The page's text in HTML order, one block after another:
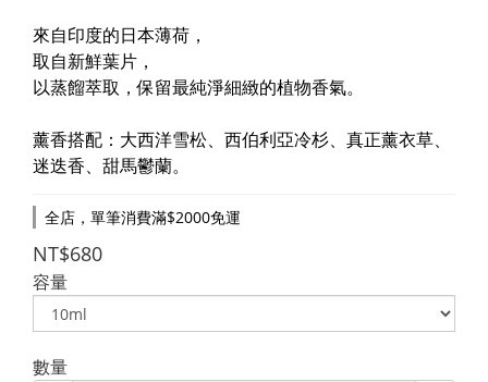
來自印度的日本薄荷，
取自新鮮葉片，
以蒸餾萃取，保留最純淨細緻的植物香氣。
薰香搭配：大西洋雪松、西伯利亞冷杉、真正薰衣草、
迷迭香、甜馬鬱蘭。
全店，單筆消費滿$2000免運
NT$680
容量
數量